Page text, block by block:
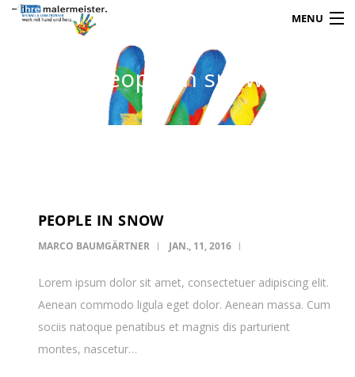
MENU
KONTAKT
People in snow
PEOPLE IN SNOW
MARCO BAUMGÄRTNER JAN., 11, 2016
Lorem ipsum dolor sit amet, consectetuer adipiscing elit.
Aenean commodo ligula eget dolor. Aenean massa. Cum
sociis natoque penatibus et magnis dis parturient
montes, nascetur…